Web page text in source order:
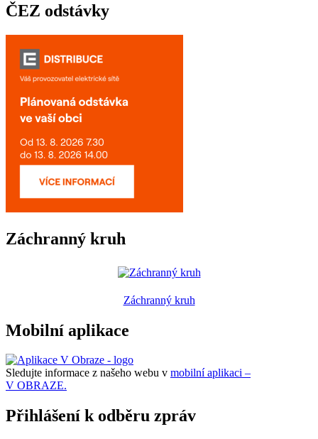
ČEZ odstávky
Záchranný kruh
Záchranný kruh
Mobilní aplikace
Sledujte informace z našeho webu v mobilní aplikaci –
V OBRAZE.
Přihlášení k odběru zpráv